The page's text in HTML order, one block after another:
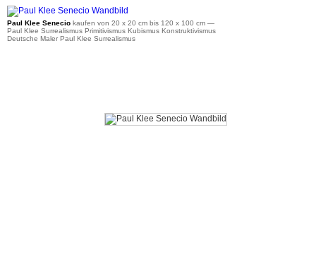
Paul Klee Seneciokaufen von 20 x 20 cm bis 120 x 100 cm —
Paul Klee Surrealismus Primitivismus Kubismus Konstruktivismus
Deutsche Maler Paul Klee Surrealismus